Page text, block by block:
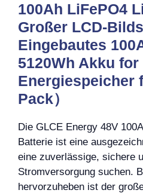
100Ah LiFePO4
Großer LCD-
Eingebautes
5120Wh Akku for
Energiespeicher
Pack）
Die GLCE Energy 48V
Batterie ist eine
eine zuverlässige, sichere
Stromversorgung suchen.
hervorzuheben ist der